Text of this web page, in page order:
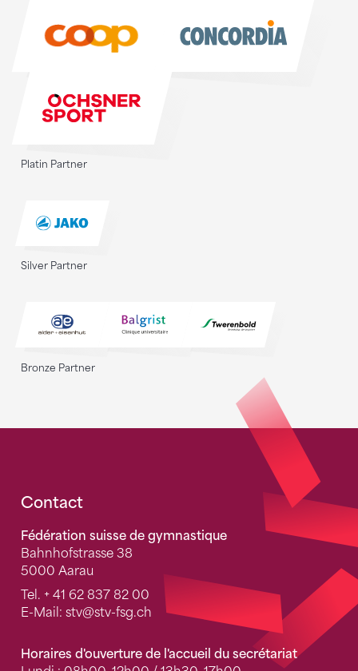
Platin Partner
Silver Partner
Bronze Partner
Fusszeile
Contact
Fédération suisse de gymnastique
Bahnhofstrasse 38
5000 Aarau
Tel. + 41 62 837 82 00
E-Mail: stv@stv-fsg.ch
Horaires d'ouverture de l'accueil du secrétariat